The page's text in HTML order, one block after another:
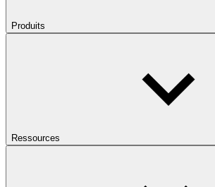
Produits
Ressources